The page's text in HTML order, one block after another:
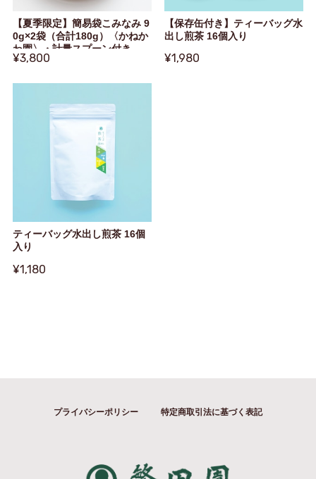
【夏季限定】簡易袋こみなみ 9
0g×2袋（合計180g）〈かねか
わ園〉・計量スプーン付き
¥3,800
【保存缶付き】ティーバッグ水
出し煎茶 16個入り
¥1,980
ティーバッグ水出し煎茶 16個
入り
¥1,180
プライバシーポリシー 特定商取引法に基づく表記